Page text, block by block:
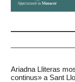
Ariadna Lliteras
continus» a Sant